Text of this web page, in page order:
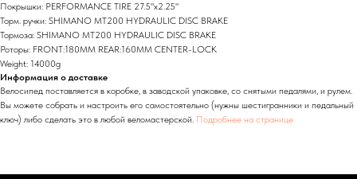
Покрышки: PERFORMANCE TIRE 27.5"x2.25"
Торм. ручки: SHIMANO MT200 HYDRAULIC DISC BRAKE
Тормоза: SHIMANO MT200 HYDRAULIC DISC BRAKE
Роторы: FRONT:180MM REAR:160MM CENTER-LOCK
Weight: 14000g
Информация о доставке
Велосипед поставляется в коробке, в заводской упаковке, со снятыми педалями, и рулем.
Вы можете собрать и настроить его самостоятельно (нужны шестигранники и педальный
ключ) либо сделать это в любой веломастерской. Подробнее на странице